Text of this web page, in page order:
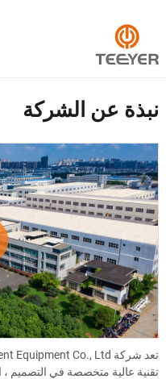
نبذة عن الشركة
تقنية عالية متخصصة في التصميم ،